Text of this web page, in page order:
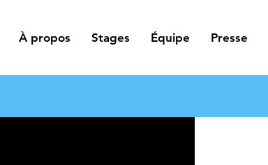
À propos Stages Équipe Presse